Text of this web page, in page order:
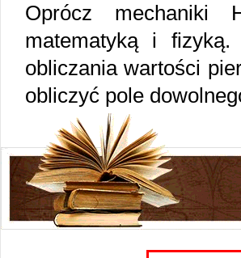
Oprócz mechaniki
matematyką i fizyką.
obliczania wartości
obliczyć pole